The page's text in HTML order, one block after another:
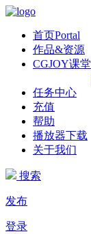
首页Portal
作品&资源
CGJOY课堂
任务中心
充值
帮助
播放器下载
关于我们
搜索
发布
登录